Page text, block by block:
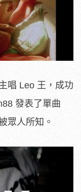
唱 Leo 王，成功
發表了單曲
眾人所知。